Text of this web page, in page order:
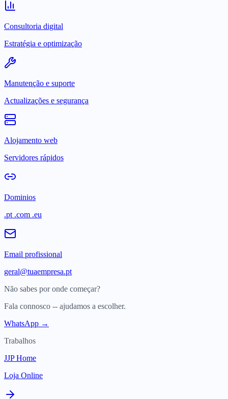
Consultoria digital
Estratégia e optimização
Manutenção e suporte
Actualizações e segurança
Alojamento web
Servidores rápidos
Dominios
.pt .com .eu
Email profissional
geral@tuaempresa.pt
Não sabes por onde começar?
Fala connosco -- ajudamos a escolher.
WhatsApp →
Trabalhos
JJP Home
Loja Online